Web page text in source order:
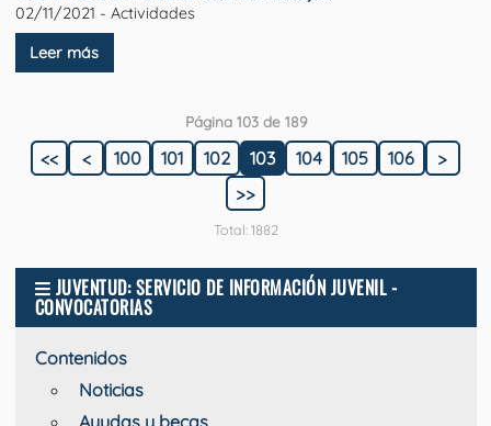
02/11/2021 - Actividades
Leer más
Página 103 de 189
<< < 100 101 102 103 104 105 106
>
>>
Total: 1882
JUVENTUD: SERVICIO DE INFORMACIÓN JUVENIL -
CONVOCATORIAS
Contenidos
Noticias